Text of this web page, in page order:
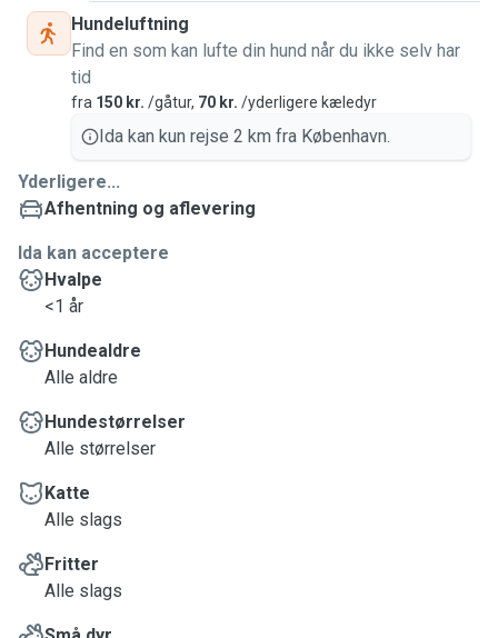
Hundeluftning
Find en som kan lufte din hund når du ikke selv har
tid
fra 150 kr. /gåtur, 70 kr. /yderligere kæledyr
Ida kan kun rejse 2 km fra København.
Yderligere...
Afhentning og aflevering
Ida kan acceptere
Hvalpe
<1 år
Hundealdre
Alle aldre
Hundestørrelser
Alle størrelser
Katte
Alle slags
Fritter
Alle slags